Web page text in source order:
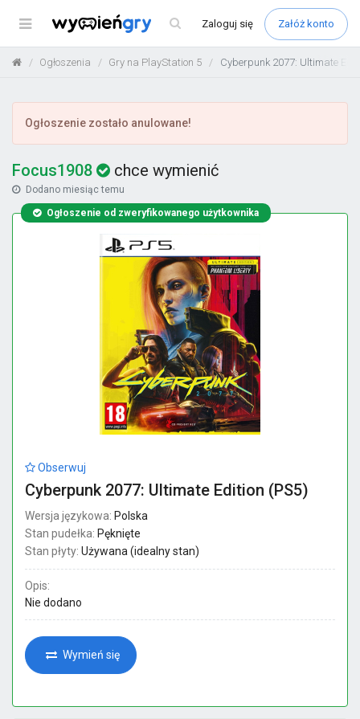
Menu Zaloguj się Załóż konto
Ogłoszenia Gry na PlayStation 5 Cyberpunk 2077: Ultimate
Ogłoszenie zostało anulowane!
Focus1908 chce wymienić
Dodano miesiąc temu
Ogłoszenie od zweryfikowanego użytkownika
Obserwuj
Cyberpunk 2077: Ultimate Edition (PS5)
Wersja językowa: Polska
Stan pudełka: Pęknięte
Stan płyty: Używana (idealny stan)
Opis:
Nie dodano
Wymień się